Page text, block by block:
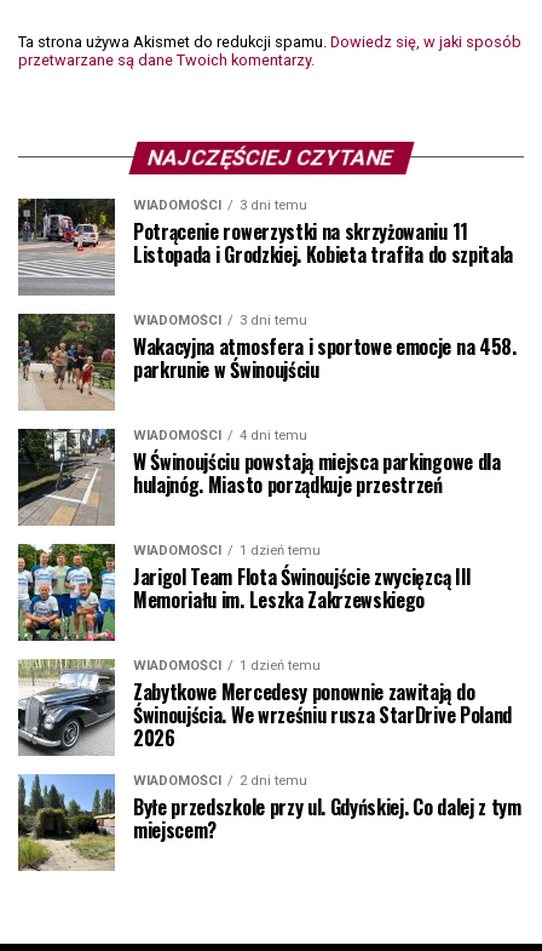
Ta strona używa Akismet do redukcji spamu. Dowiedz się, w jaki sposób
przetwarzane są dane Twoich komentarzy.
NAJCZĘŚCIEJ CZYTANE
WIADOMOŚCI 3 dni temu
Potrącenie rowerzystki na skrzyżowaniu 11
Listopada i Grodzkiej. Kobieta trafiła do szpitala
WIADOMOŚCI 3 dni temu
Wakacyjna atmosfera i sportowe emocje na 458.
parkrunie w Świnoujściu
WIADOMOŚCI 4 dni temu
W Świnoujściu powstają miejsca parkingowe dla
hulajnóg. Miasto porządkuje przestrzeń
WIADOMOŚCI 1 dzień temu
Jarigol Team Flota Świnoujście zwycięzcą III
Memoriału im. Leszka Zakrzewskiego
WIADOMOŚCI 1 dzień temu
Zabytkowe Mercedesy ponownie zawitają do
Świnoujścia. We wrześniu rusza StarDrive Poland
2026
WIADOMOŚCI 2 dni temu
Byłe przedszkole przy ul. Gdyńskiej. Co dalej z tym
miejscem?